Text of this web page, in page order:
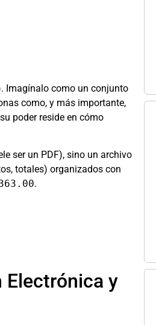
Imagínalo como un conjunto
como, y más importante,
poder reside en cómo
ser un PDF), sino un archivo
totales) organizados con
.
Electrónica y